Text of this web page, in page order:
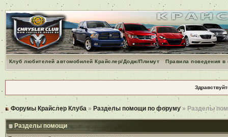
Клуб любителей автомобилей Крайслер/Додж/Плимут Правила поведения
Форумы Крайслер Клуба » Разделы помощи по форуму» Разделы
Разделы помощи